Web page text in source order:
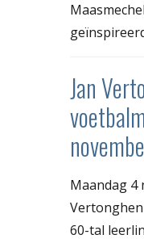
Jan
Maandag 4
60-tal